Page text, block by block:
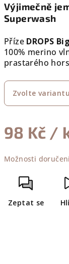
Výjimečně
Superwash
Příze DROPS
100% merino
prastarého
Zvolte variantu
98 Kč /
cena:
Možnosti
Zeptat se